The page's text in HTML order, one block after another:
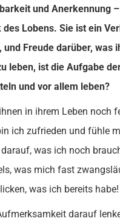
und Anerkennung
Lobens. Sie ist ein
Freude darüber, was
leben, ist die Aufgabe
und vor allem leben?
in ihrem Leben noch
ich zufrieden und fühle
was ich noch
was mich fast
was ich bereits habe!
darauf